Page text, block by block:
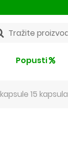
Popusti
15 kapsula